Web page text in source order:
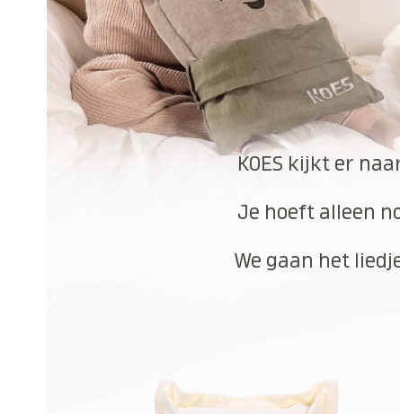
KOES kijkt er
Je hoeft alleen
We gaan het